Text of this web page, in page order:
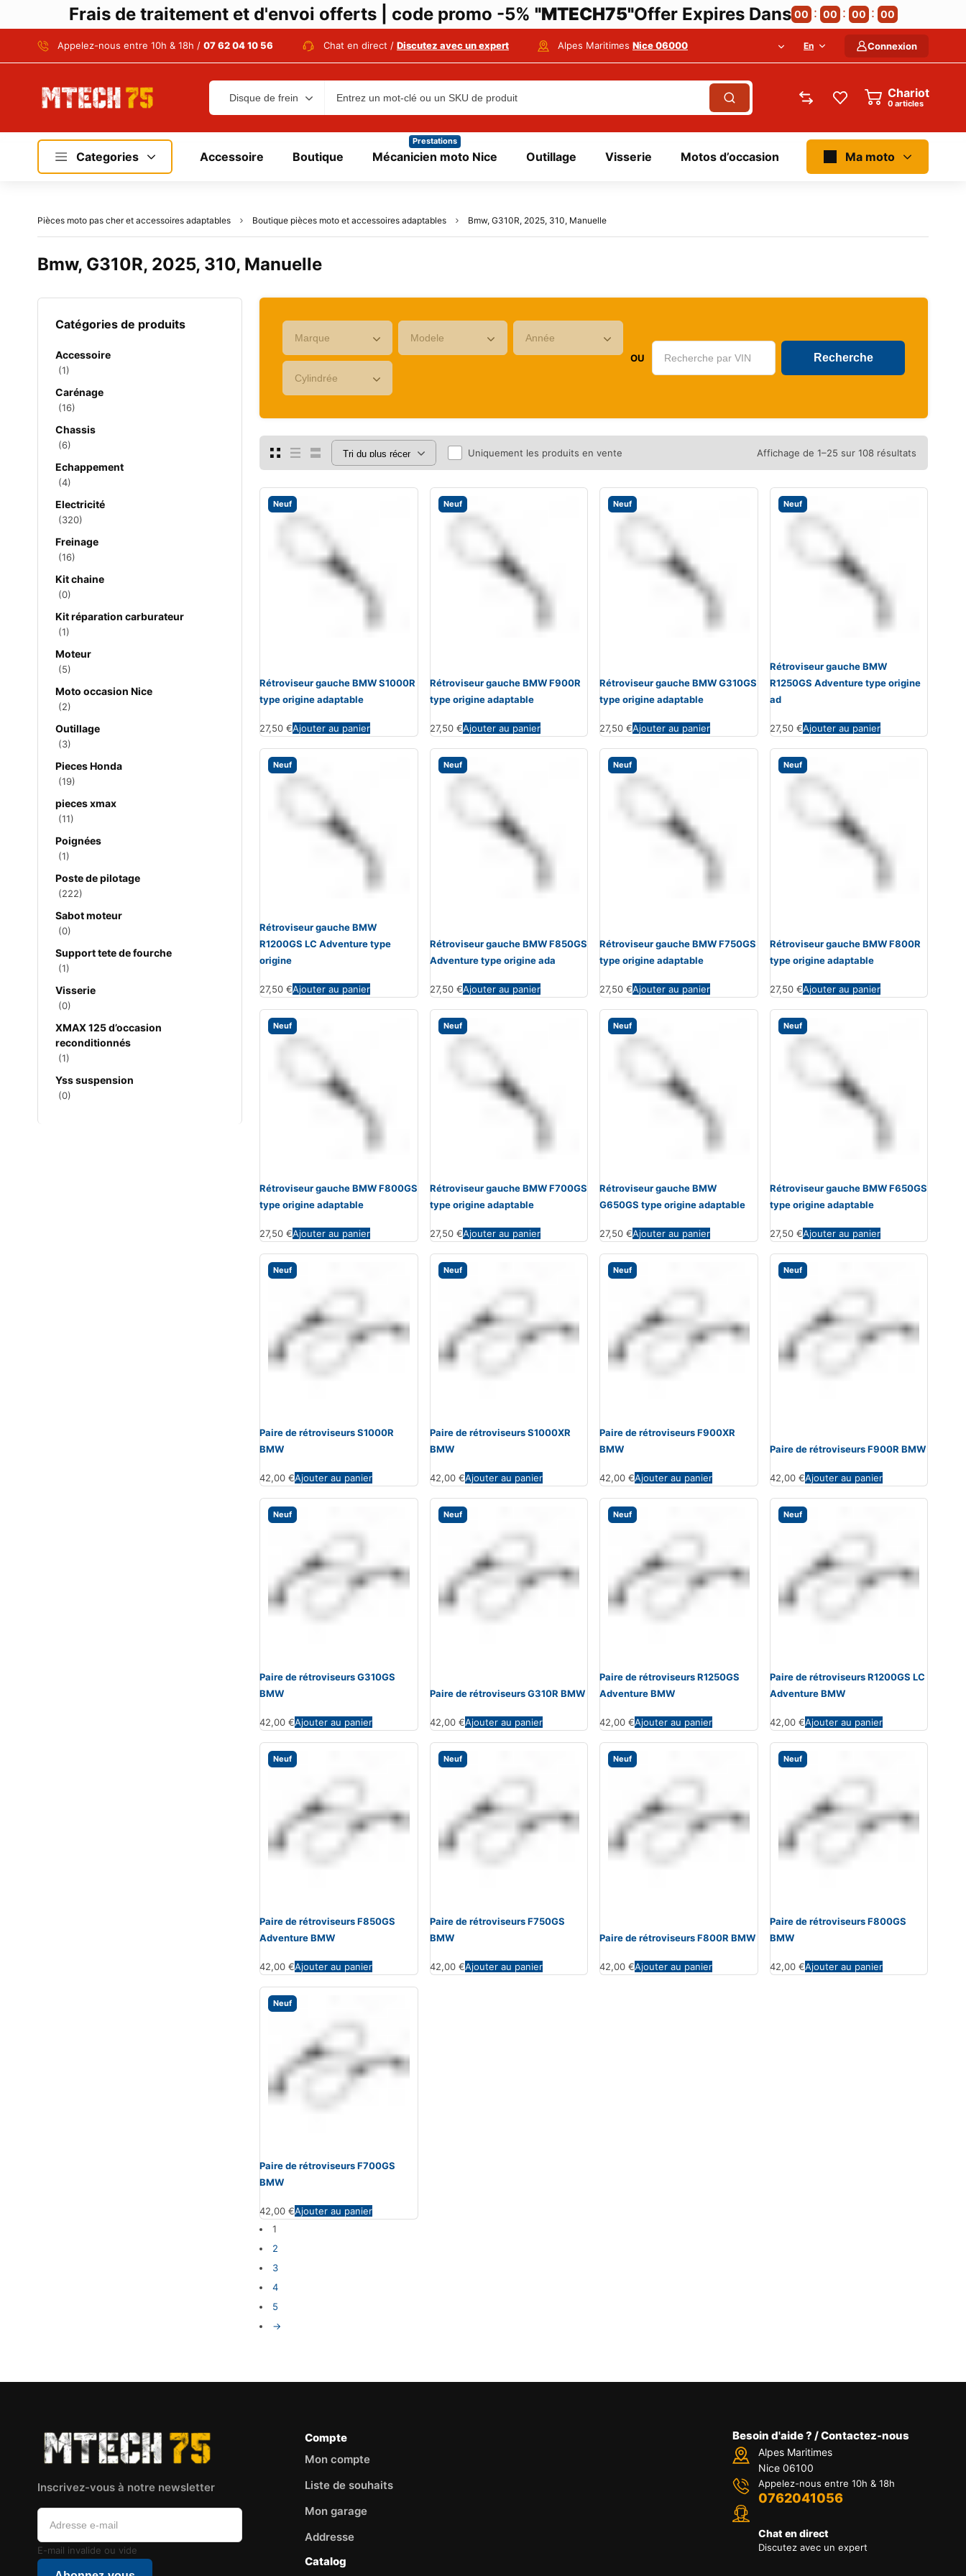
Frais de traitement et d'envoi offerts | code promo -5% "MTECH75"Offer Expires Dans 00 00 00 00
Appelez-nous entre 10h & 18h / 07 62 04 10 56 Chat en direct / Discutez avec un expert Alpes Maritimes Nice 06000 En Connexion
Chariot
articles
Categories Accessoire Boutique Mécanicien moto Nice
Prestations
Outillage Visserie Motos d’occasion Ma moto
Pièces moto pas cher et accessoires adaptables Boutique pièces moto et accessoires adaptables Bmw, G310R, 2025, 310, Manuelle
Bmw, G310R, 2025, 310, Manuelle
Catégories de produits
Accessoire
(1)
Carénage
(16)
Chassis
(6)
Echappement
(4)
Electricité
(320)
Freinage
(16)
Kit chaine
(0)
Kit réparation carburateur
(1)
Moteur
(5)
Moto occasion Nice
(2)
Outillage
(3)
Pieces Honda
(19)
pieces xmax
(11)
Poignées
(1)
Poste de pilotage
(222)
Sabot moteur
(0)
Support tete de fourche
(1)
Visserie
(0)
XMAX 125 d’occasion
reconditionnés
(1)
Yss suspension
(0)
OU
Uniquement les produits en vente Affichage de 1–25 sur 108 résultats
Neuf
Rétroviseur gauche BMW S1000R
type origine adaptable
27,50€Ajouter au panier
Neuf
Rétroviseur gauche BMW F900R
type origine adaptable
27,50 €Ajouter au panier
Neuf
Rétroviseur gauche BMW G310GS
type origine adaptable
27,50€Ajouter au panier
Neuf
Rétroviseur gauche BMW
R1250GS Adventure type origine
ad
27,50 €Ajouter au panier
Neuf
Rétroviseur gauche BMW
R1200GS LC Adventure type
origine
27,50€Ajouter au panier
Neuf
Rétroviseur gauche BMW F850GS
Adventure type origine ada
27,50 €Ajouter au panier
Neuf
Rétroviseur gauche BMW F750GS
type origine adaptable
27,50€Ajouter au panier
Neuf
Rétroviseur gauche BMW F800R
type origine adaptable
27,50 €Ajouter au panier
Neuf
Rétroviseur gauche BMW F800GS
type origine adaptable
27,50€Ajouter au panier
Neuf
Rétroviseur gauche BMW F700GS
type origine adaptable
27,50 €Ajouter au panier
Neuf
Rétroviseur gauche BMW
G650GS type origine adaptable
27,50€Ajouter au panier
Neuf
Rétroviseur gauche BMW F650GS
type origine adaptable
27,50 €Ajouter au panier
Neuf
Paire de rétroviseurs S1000R
BMW
42,00€Ajouter au panier
Neuf
Paire de rétroviseurs S1000XR
BMW
42,00 €Ajouter au panier
Neuf
Paire de rétroviseurs F900XR
BMW
42,00€Ajouter au panier
Neuf
Paire de rétroviseurs F900R BMW
42,00 €Ajouter au panier
Neuf
Paire de rétroviseurs G310GS
BMW
42,00€Ajouter au panier
Neuf
Paire de rétroviseurs G310R BMW
42,00 €Ajouter au panier
Neuf
Paire de rétroviseurs R1250GS
Adventure BMW
42,00€Ajouter au panier
Neuf
Paire de rétroviseurs R1200GS LC
Adventure BMW
42,00 €Ajouter au panier
Neuf
Paire de rétroviseurs F850GS
Adventure BMW
42,00€Ajouter au panier
Neuf
Paire de rétroviseurs F750GS
BMW
42,00 €Ajouter au panier
Neuf
Paire de rétroviseurs F800R BMW
42,00€Ajouter au panier
Neuf
Paire de rétroviseurs F800GS
BMW
42,00 €Ajouter au panier
Neuf
Paire de rétroviseurs F700GS
BMW
42,00€Ajouter au panier
1
2
3
4
5
→
Inscrivez-vous à notre newsletter
E-mail invalide ou vide
Compte
Mon compte
Liste de souhaits
Mon garage
Addresse
Catalog
Besoin d'aide ? / Contactez-nous
Alpes Maritimes
Nice 06100
Appelez-nous entre 10h & 18h
0762041056
Chat en direct
Discutez avec un expert